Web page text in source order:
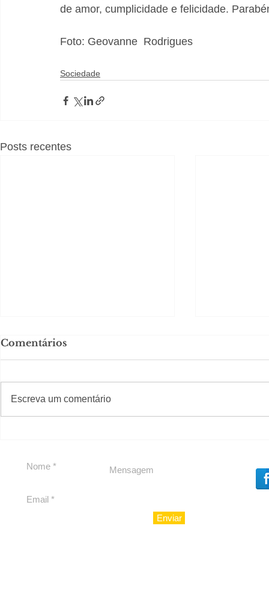
de amor, cumplicidade e felicidade.
Foto: Geovanne  Rodrigues
Sociedade
Posts recentes
Comentários
Escreva um comentário
#Sugestões
Enviar